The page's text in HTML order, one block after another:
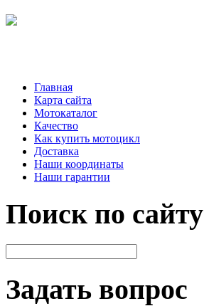
Главная
Карта сайта
Мотокаталог
Качество
Как купить мотоцикл
Доставка
Наши координаты
Наши гарантии
Поиск по сайту
Задать вопрос